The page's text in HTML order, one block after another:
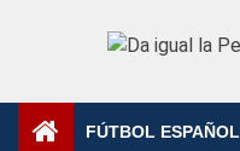
FÚTBOL ESPAÑOL